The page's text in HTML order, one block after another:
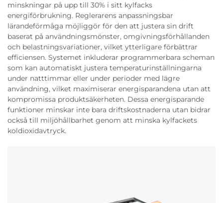
minskningar på upp till 30% i sitt kylfacks
energiförbrukning. Reglerarens anpassningsbar
lärandeförmåga möjliggör för den att justera sin drift
baserat på användningsmönster, omgivningsförhållanden
och belastningsvariationer, vilket ytterligare förbättrar
efficiensen. Systemet inkluderar programmerbara scheman
som kan automatiskt justera temperaturinställningarna
under natttimmar eller under perioder med lägre
användning, vilket maximiserar energisparandena utan att
kompromissa produktsäkerheten. Dessa energisparande
funktioner minskar inte bara driftskostnaderna utan bidrar
också till miljöhållbarhet genom att minska kylfackets
koldioxidavtryck.